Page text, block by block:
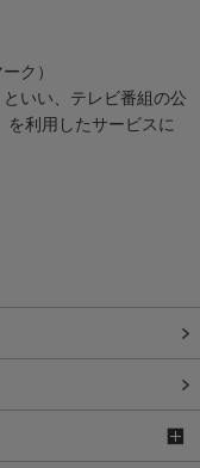
ク）
といい、テレビ番組の公
を利用したサービスに